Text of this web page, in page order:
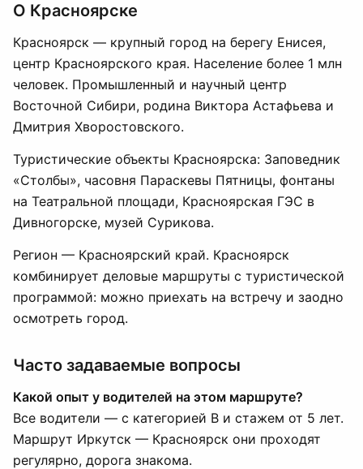
О Красноярске
Красноярск — крупный город на берегу Енисея,
центр Красноярского края. Население более 1 млн
человек. Промышленный и научный центр
Восточной Сибири, родина Виктора Астафьева и
Дмитрия Хворостовского.
Туристические объекты Красноярска: Заповедник
«Столбы», часовня Параскевы Пятницы, фонтаны
на Театральной площади, Красноярская ГЭС в
Дивногорске, музей Сурикова.
Регион — Красноярский край. Красноярск
комбинирует деловые маршруты с туристической
программой: можно приехать на встречу и заодно
осмотреть город.
Часто задаваемые вопросы
Какой опыт у водителей на этом маршруте?
Все водители — с категорией B и стажем от 5 лет.
Маршрут Иркутск — Красноярск они проходят
регулярно, дорога знакома.